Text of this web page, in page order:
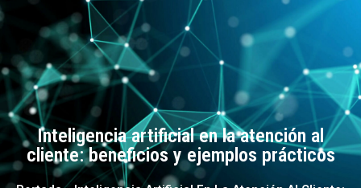
Inteligencia artificial en la atención al
cliente: beneficios y ejemplos prácticos